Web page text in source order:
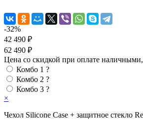
-32%
42 490 ₽
62 490 ₽
Цена со скидкой при оплате
Комбо 1 ?
Комбо 2 ?
Комбо 3 ?
×
Чехол Silicone Case + защитное стекло